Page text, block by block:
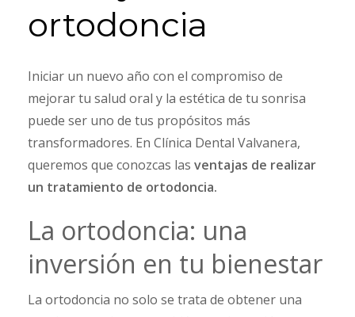
ortodoncia
Iniciar un nuevo año con el compromiso de
mejorar tu salud oral y la estética de tu sonrisa
puede ser uno de tus propósitos más
transformadores. En Clínica Dental Valvanera,
queremos que conozcas las ventajas de realizar
un tratamiento de ortodoncia.
La ortodoncia: una
inversión en tu bienestar
La ortodoncia no solo se trata de obtener una